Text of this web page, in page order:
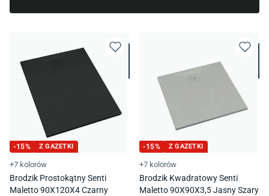
-15% Z GAZETKI
+7 kolorów
Brodzik Prostokątny Senti
Maletto 90X120X4 Czarny
-15% Z GAZETKI
+7 kolorów
Brodzik Kwadratowy Senti
Maletto 90X90X3,5 Jasny Szary